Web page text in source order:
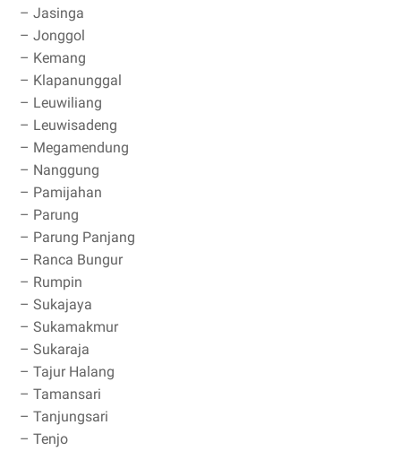
– Jasinga
– Jonggol
– Kemang
– Klapanunggal
– Leuwiliang
– Leuwisadeng
– Megamendung
– Nanggung
– Pamijahan
– Parung
– Parung Panjang
– Ranca Bungur
– Rumpin
– Sukajaya
– Sukamakmur
– Sukaraja
– Tajur Halang
– Tamansari
– Tanjungsari
– Tenjo